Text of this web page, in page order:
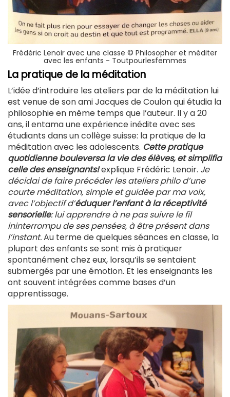
Frédéric Lenoir avec une classe © Philosopher et méditer
avec les enfants - Toutpourlesfemmes
La pratique de la méditation
L’idée d’introduire les ateliers par de la méditation lui
est venue de son ami Jacques de Coulon qui étudia la
philosophie en même temps que l’auteur. Il y a 20
ans, il entama une expérience inédite avec ses
étudiants dans un collège suisse: la pratique de la
méditation avec les adolescents. Cette pratique
quotidienne bouleversa la vie des élèves, et simplifia
celle des enseignants!explique Frédéric Lenoir. Je
décidai de faire précéder les ateliers philo d’une
courte méditation, simple et guidée par ma voix,
avec l’objectif d’éduquer l’enfant à la réceptivité
sensorielle: lui apprendre à ne pas suivre le fil
ininterrompu de ses pensées, à être présent dans
l’instant.Au terme de quelques séances en classe, la
plupart des enfants se sont mis à pratiquer
spontanément chez eux, lorsqu’ils se sentaient
submergés par une émotion. Et les enseignants les
ont souvent intégrées comme bases d’un
apprentissage.